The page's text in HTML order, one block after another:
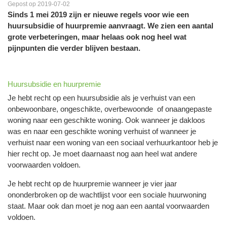
Gepost op 2019-07-02
Sinds 1 mei 2019 zijn er nieuwe regels voor wie een
huursubsidie of huurpremie aanvraagt. We zien een aantal
grote verbeteringen, maar helaas ook nog heel wat
pijnpunten die verder blijven bestaan.
Huursubsidie en huurpremie
Je hebt recht op een huursubsidie als je verhuist van een
onbewoonbare, ongeschikte, overbewoonde of onaangepaste
woning naar een geschikte woning. Ook wanneer je dakloos
was en naar een geschikte woning verhuist of wanneer je
verhuist naar een woning van een sociaal verhuurkantoor heb je
hier recht op. Je moet daarnaast nog aan heel wat andere
voorwaarden voldoen.
Je hebt recht op de huurpremie wanneer je vier jaar
ononderbroken op de wachtlijst voor een sociale huurwoning
staat. Maar ook dan moet je nog aan een aantal voorwaarden
voldoen.